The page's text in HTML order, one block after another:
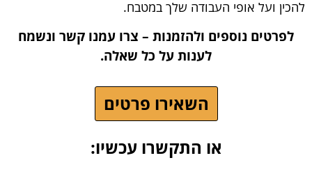
להכין ועל אופי העבודה שלך במטבח.
לפרטים נוספים ולהזמנות – צרו עמנו קשר ונשמח
לענות על כל שאלה.
השאירו פרטים
או התקשרו עכשיו: